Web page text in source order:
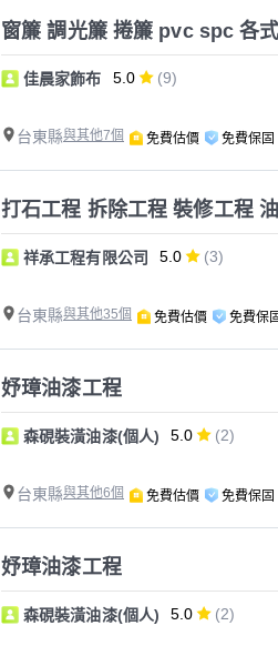
窗簾 調光簾 捲簾 pvc spc 各
佳晨家飾布 5.0 (9)
台東縣與其他7個 免費估價 免費保固
打石工程 拆除工程 裝修工程
祥承工程有限公司 5.0 (3)
台東縣與其他35個 免費估價 免費保
妤璋油漆工程
森硯裝潢油漆(個人) 5.0 (2)
台東縣與其他6個 免費估價 免費保固
妤璋油漆工程
森硯裝潢油漆(個人) 5.0 (2)